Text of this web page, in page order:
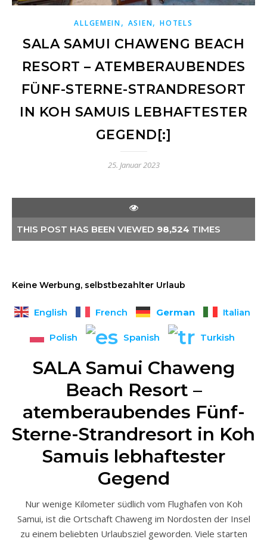
ALLGEMEIN, ASIEN,HOTELS
SALA SAMUI CHAWENG BEACH
RESORT – ATEMBERAUBENDES
FÜNF-STERNE-STRANDRESORT
IN KOH SAMUIS LEBHAFTESTER
GEGEND[:]
25. Januar 2023
THIS POST HAS BEEN VIEWED 98,524 TIMES
Keine Werbung, selbstbezahlter Urlaub
English French German Italian
Polish Spanish Turkish
SALA Samui Chaweng
Beach Resort –
atemberaubendes Fünf-
Sterne-Strandresort in Koh
Samuis lebhaftester
Gegend
Nur wenige Kilometer südlich vom Flughafen von Koh
Samui, ist die Ortschaft Chaweng im Nordosten der Insel
zu einem beliebten Urlaubsziel geworden. Viele starten